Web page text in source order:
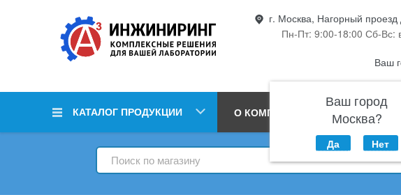
г. Москва, Нагорный проезд
Пн-Пт: 9:00-18:00 Сб-Вс:
Ваш
Ваш город
Москва?
Да Нет
КАТАЛОГ ПРОДУКЦИИ О КОМПАНИИ